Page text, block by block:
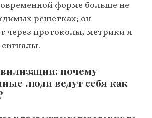
форме больше не
решетках; он
через протоколы, метрики и
сигналы.
почему
люди ведут себя как